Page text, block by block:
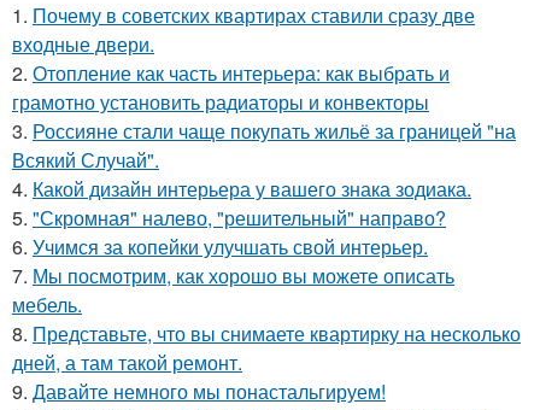
1. Почему в советских квартирах ставили сразу две
входные двери.
2. Отопление как часть интерьера: как выбрать и
грамотно установить радиаторы и конвекторы
3. Россияне стали чаще покупать жильё за границей "на
Всякий Случай".
4. Какой дизайн интерьера у вашего знака зодиака.
5. "Скромная" налево, "решительный" направо?
6. Учимся за копейки улучшать свой интерьер.
7. Мы посмотрим, как хорошо вы можете описать
мебель.
8. Представьте, что вы снимаете квартирку на несколько
дней, а там такой ремонт.
9. Давайте немного мы понастальгируем!